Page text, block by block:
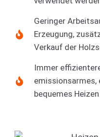
Geringer
Erzeugung,
Verkauf der
Immer
emissionsarmes,
bequemes